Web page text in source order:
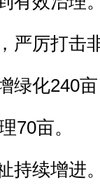
严厉打击
绿化240
70亩。
持续增进